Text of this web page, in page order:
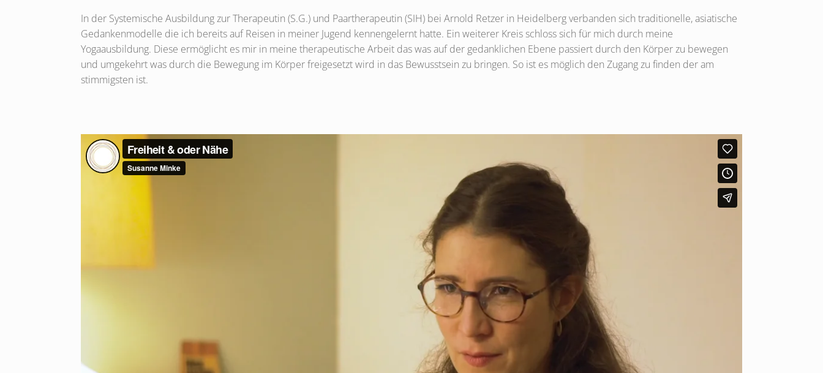
In der Systemische Ausbildung zur Therapeutin (S.G.) und Paartherapeutin (SIH) bei Arnold Retzer in Heidelberg verbanden sich traditionelle, asiatische
Gedankenmodelle die ich bereits auf Reisen in meiner Jugend kennengelernt hatte. Ein weiterer Kreis schloss sich für mich durch meine
Yogaausbildung. Diese ermöglicht es mir in meine therapeutische Arbeit das was auf der gedanklichen Ebene passiert durch den Körper zu bewegen
und umgekehrt was durch die Bewegung im Körper freigesetzt wird in das Bewusstsein zu bringen. So ist es möglich den Zugang zu finden der am
stimmigsten ist.